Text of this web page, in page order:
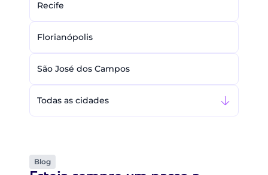
Recife
Florianópolis
São José dos Campos
Todas as cidades
Blog